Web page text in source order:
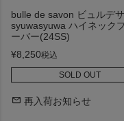
bulle de savon ビュルデ
syuwasyuwa ハイネック
ーバー(24SS)
¥8,250税込
SOLD OUT
再入荷お知らせ